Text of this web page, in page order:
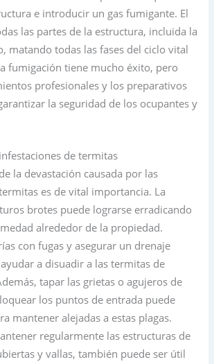
e introducir un gas fumigante. El
las partes de la estructura, incluida la
matando todas las fases del ciclo vital
fumigación tiene mucho éxito, pero
profesionales y los preparativos
la seguridad de los ocupantes y
de termitas
la devastación causada por las
es de vital importancia. La
brotes puede lograrse erradicando
alrededor de la propiedad.
con fugas y asegurar un drenaje
a disuadir a las termitas de
tapar las grietas o agujeros de
los puntos de entrada puede
mantener alejadas a estas plagas.
regularmente las estructuras de
y vallas, también puede ser útil